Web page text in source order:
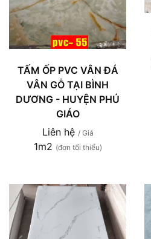
TẤM ỐP PVC VÂN ĐÁ
VÂN GỖ TẠI BÌNH
DƯƠNG - HUYỆN PHÚ
GIÁO
Liên hệ / Giá
1m2 (đơn tối thiểu)